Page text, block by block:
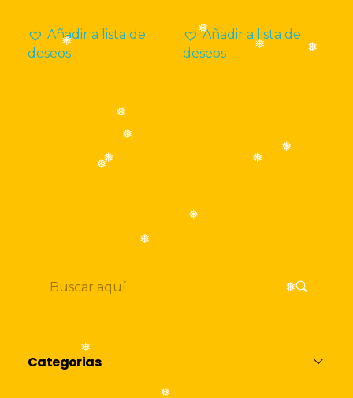
Añadir a lista de
deseos
Añadir a lista de
deseos
Categorias
❅
❅
❅
❅
❅
❅
❅